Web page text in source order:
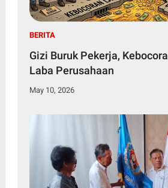
BERITA
Gizi Buruk Pekerja,
Laba Perusahaan
May 10, 2026